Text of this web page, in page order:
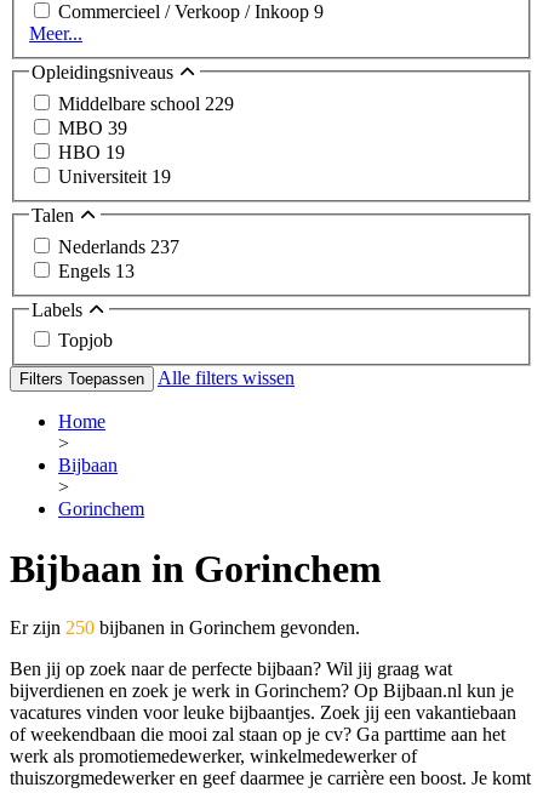
Commercieel / Verkoop / Inkoop 9
Meer...
Opleidingsniveaus
Middelbare school 229
MBO 39
HBO 19
Universiteit 19
Talen
Nederlands 237
Engels 13
Labels
Topjob
Filters Toepassen Alle filters wissen
Home
>
Bijbaan
>
Gorinchem
Bijbaan in Gorinchem
Er zijn 250 bijbanen in Gorinchem gevonden.
Ben jij op zoek naar de perfecte bijbaan? Wil jij graag wat
bijverdienen en zoek je werk in Gorinchem? Op Bijbaan.nl kun je
vacatures vinden voor leuke bijbaantjes. Zoek jij een vakantiebaan
of weekendbaan die mooi zal staan op je cv? Ga parttime aan het
werk als promotiemedewerker, winkelmedewerker of
thuiszorgmedewerker en geef daarmee je carrière een boost. Je komt